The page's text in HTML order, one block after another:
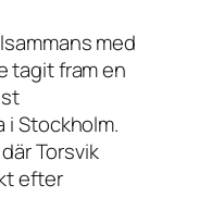
med
tagit fram en
i Stockholm.
Torsvik
efter